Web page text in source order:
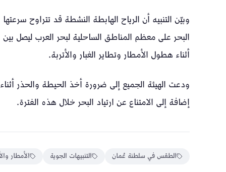
أثناء هطول الأمطار وتطاير الغبار والأتربة.
ودعت الهيئة الجميع إلى ضرورة أخذ الحيطة والحذر
إضافة إلى الامتناع عن ارتياد البحر خلال هذه الفترة.
الطقس في سلطنة عُمان التنبيهات الجوية الأمطار